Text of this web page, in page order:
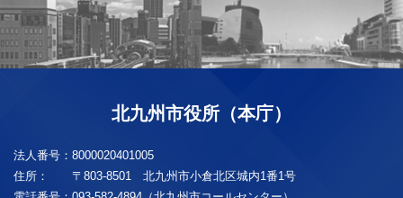
北九州市役所（本庁）
法人番号： 8000020401005
住所：
〒803-8501 北九州市小倉北区城内1番1号